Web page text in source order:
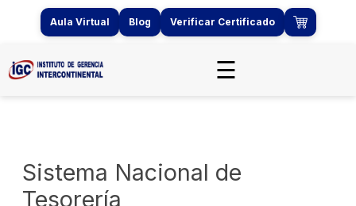
Aula Virtual Blog Verificar Certificado
☰
Sistema Nacional de
Tesorería